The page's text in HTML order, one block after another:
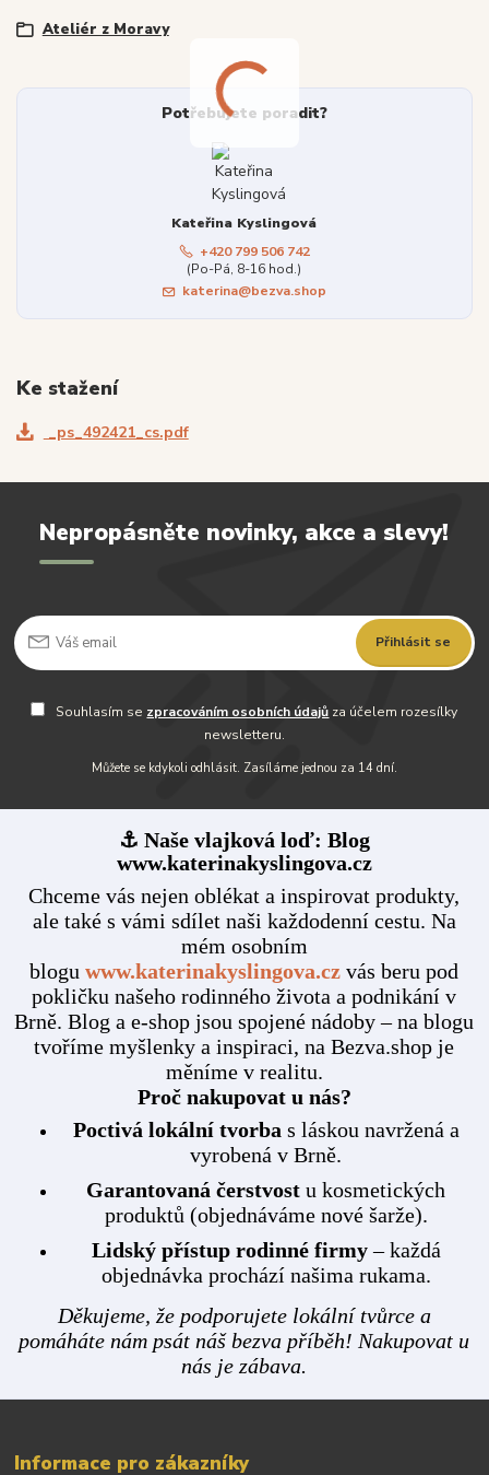
Ateliér z Moravy
Potřebujete poradit?
Kateřina Kyslingová
+420 799 506 742
(Po-Pá, 8-16 hod.)
katerina@bezva.shop
Ke stažení
_ps_492421_cs.pdf
Nepropásněte novinky, akce a slevy!
Přihlásit se
Souhlasím se zpracováním osobních údajů za účelem rozesílky
newsletteru.
Můžete se kdykoli odhlásit. Zasíláme jednou za 14 dní.
⚓ Naše vlajková loď: Blog
www.katerinakyslingova.cz
Chceme vás nejen oblékat a inspirovat produkty,
ale také s vámi sdílet naši každodenní cestu. Na
mém osobním
bloguwww.katerinakyslingova.cz vás beru pod
pokličku našeho rodinného života a podnikání v
Brně. Blog a e-shop jsou spojené nádoby – na blogu
tvoříme myšlenky a inspiraci, na Bezva.shop je
měníme v realitu.
Proč nakupovat u nás?
Poctivá lokální tvorbas láskou navržená a
vyrobená v Brně.
Garantovaná čerstvost u kosmetických
produktů (objednáváme nové šarže).
Lidský přístup rodinné firmy– každá
objednávka prochází našima rukama.
Děkujeme, že podporujete lokální tvůrce a
pomáháte nám psát náš bezva příběh! Nakupovat u
nás je zábava.
Informace pro zákazníky